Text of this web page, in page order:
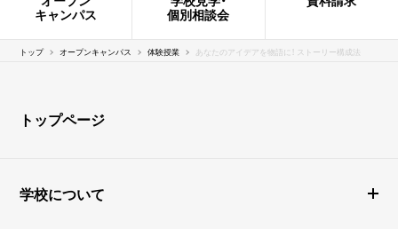
キャンパス
個別相談会
トップ オープンキャンパス 体験授業 あなたのアイデアを物語に！ ストーリー構成法
トップページ
学校について